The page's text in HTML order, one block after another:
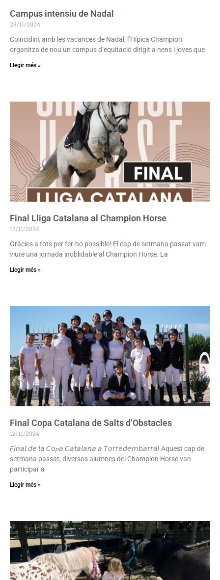
Campus intensiu de Nadal
28/11/2024
Coincidint amb les vacances de Nadal, l’Hípica Champion
organitza de nou un campus d’equitació dirigit a nens i joves que
Llegir més »
Final Lliga Catalana al Champion Horse
12/11/2024
Gràcies a tots per fer-ho possible! El cap de setmana passat vam
viure una jornada inoblidable al Champion Horse. La
Llegir més »
Final Copa Catalana de Salts d’Obstacles
12/11/2024
𝘍𝘪𝘯𝘢𝘭 𝘥𝘦 𝘭𝘢 𝘊𝘰𝑝𝘢 𝘊𝘢𝘵𝘢𝘭𝘢𝘯𝘢 𝘢 𝘛𝘰𝘳𝘳𝘦𝘥𝘦𝘮𝘣𝘢𝘳𝘳𝘢! Aquest cap de
setmana passat, diversos alumnes del Champion Horse van
participar a
Llegir més »